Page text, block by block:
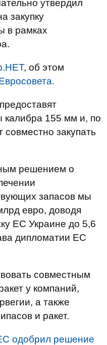
утвердил
закупку
в рамках
, об этом
калибра 155 мм и, по
совместно закупать
решением о
запасов мы
евро, доводя
ЕС Украине до 5,6
дипломатии ЕС
совместным
у компаний,
а также
и ракет.
одобрил решение